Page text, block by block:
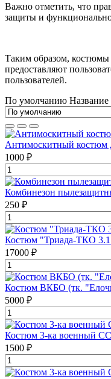
Важно отметить, что
защиты и
Таким образом, костюмы
предоставляют
пользователей.
По умолчанию Название
Антимоскитный костюм
1000 ₽
Комбинезон
250 ₽
Костюм "Триада-ТКО
17000 ₽
Костюм ВКБО (тк.
5000 ₽
Костюм 3-ка военный
1500 ₽